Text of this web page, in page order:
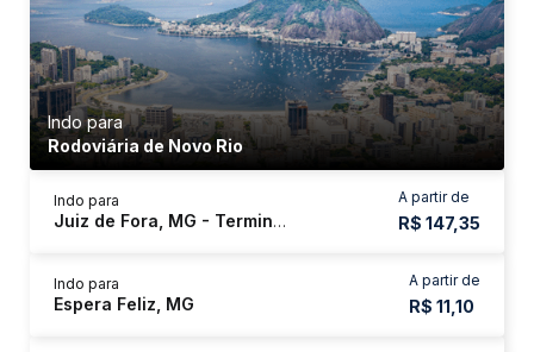
Indo para
Rodoviária de Novo Rio
A partir de
R$ 147,35
Indo para
Juiz de Fora, MG - Terminal São Dimas
A partir de
R$ 11,10
Indo para
Espera Feliz, MG